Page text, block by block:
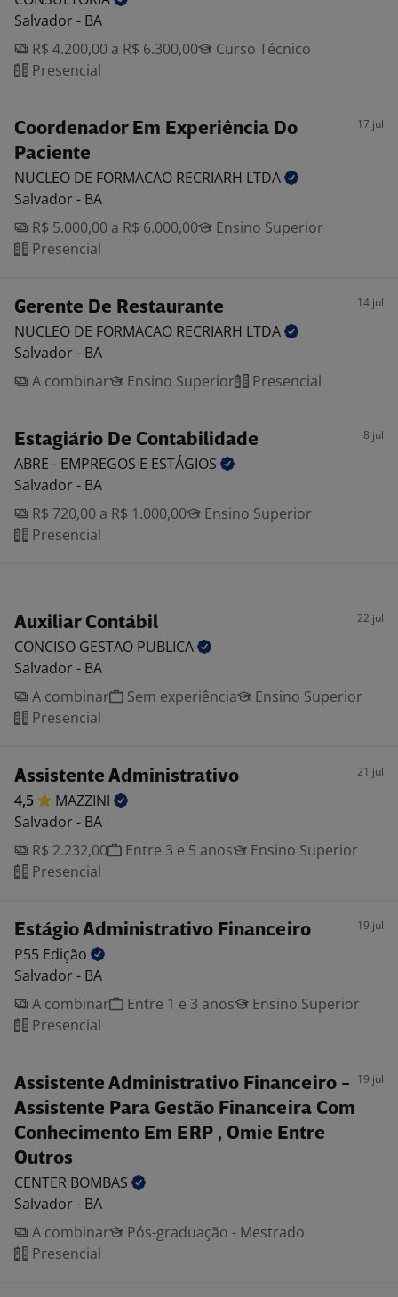
Salvador - BA
R$ 4.200,00 a R$ 6.300,00
Curso Técnico
Presencial
Coordenador Em Experiência Do
Paciente
17 jul
NUCLEO DE FORMACAO RECRIARH LTDA
Salvador - BA
R$ 5.000,00 a R$ 6.000,00
Ensino Superior
Presencial
Gerente De Restaurante 14 jul
NUCLEO DE FORMACAO RECRIARH LTDA
Salvador - BA
A combinar
Ensino Superior Presencial
Estagiário De Contabilidade 8 jul
ABRE - EMPREGOS E ESTÁGIOS
Salvador - BA
R$ 720,00 a R$ 1.000,00
Ensino Superior
Presencial
Auxiliar Contábil 22 jul
CONCISO GESTAO PUBLICA
Salvador - BA
A combinar
Sem experiência
Ensino Superior
Presencial
Assistente Administrativo 21 jul
4,5
MAZZINI
Salvador - BA
R$ 2.232,00
Entre 3 e 5 anos
Ensino Superior
Presencial
Estágio Administrativo Financeiro 19 jul
P55 Edição
Salvador - BA
A combinar
Entre 1 e 3 anos
Ensino Superior
Presencial
Assistente Administrativo Financeiro -
Assistente Para Gestão Financeira Com
Conhecimento Em ERP , Omie Entre
Outros
19 jul
CENTER BOMBAS
Salvador - BA
A combinar
Pós-graduação - Mestrado
Presencial